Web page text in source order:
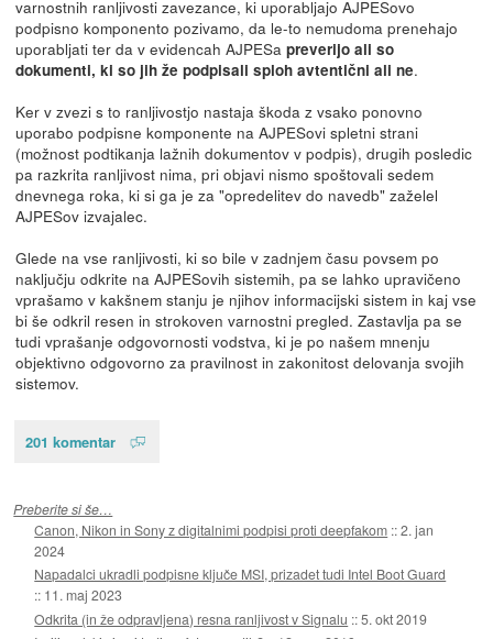
varnostnih ranljivosti zavezance, ki uporabljajo AJPESovo
podpisno komponento pozivamo, da le-to nemudoma prenehajo
uporabljati ter da v evidencah AJPESa preverijo ali so
dokumenti, ki so jih že podpisali sploh avtentični ali ne.
Ker v zvezi s to ranljivostjo nastaja škoda z vsako ponovno
uporabo podpisne komponente na AJPESovi spletni strani
(možnost podtikanja lažnih dokumentov v podpis), drugih posledic
pa razkrita ranljivost nima, pri objavi nismo spoštovali sedem
dnevnega roka, ki si ga je za "opredelitev do navedb" zaželel
AJPESov izvajalec.
Glede na vse ranljivosti, ki so bile v zadnjem času povsem po
naključju odkrite na AJPESovih sistemih, pa se lahko upravičeno
vprašamo v kakšnem stanju je njihov informacijski sistem in kaj vse
bi še odkril resen in strokoven varnostni pregled. Zastavlja pa se
tudi vprašanje odgovornosti vodstva, ki je po našem mnenju
objektivno odgovorno za pravilnost in zakonitost delovanja svojih
sistemov.
201 komentar
Preberite si še…
Canon, Nikon in Sony z digitalnimi podpisi proti deepfakom ::2. jan
2024
Napadalci ukradli podpisne ključe MSI, prizadet tudi Intel Boot Guard
:: 11. maj 2023
Odkrita (in že odpravljena) resna ranljivost v Signalu ::5. okt 2019